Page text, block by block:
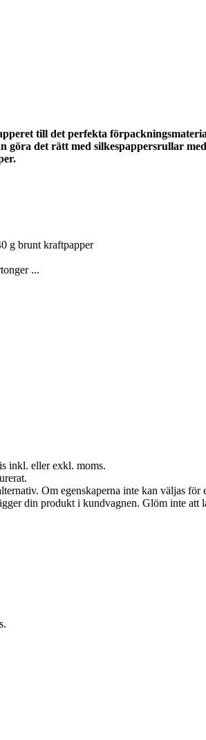
till det perfekta
det rätt med silkespappersrullar
g brunt kraftpapper
...
inkl. eller exkl. moms.
Om egenskaperna inte kan väljas för
din produkt i kundvagnen. Glöm inte att